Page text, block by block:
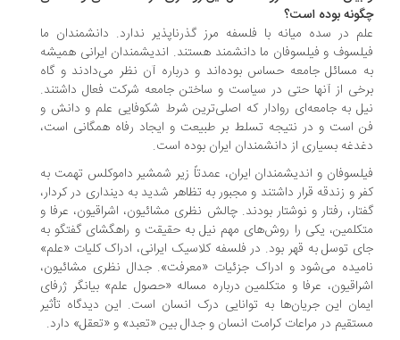
بوده است؟
در سده‌ میانه با فلسفه مرز گذرناپذیر ندارد. دانشمندان ما
و فیلسوفان ما دانشمند هستند. اندیشمندان ایرانی همیشه
مسائل جامعه حساس بوده‌اند و درباره‌ آن نظر می‌دادند و گاه
از آنها حتی در سیاست و ساختن جامعه شركت فعال داشتند.
به جامعه‌ای روادار كه اصلی‌ترین شرط شکوفایی علم و دانش و
است و در نتیجه تسلط بر طبیعت و ایجاد رفاه همگانی است،
بسیاری از دانشمندان ایران بوده است.
و اندیشمندان ایران، عمدتاً زیر شمشیر داموكلس تهمت به
و زندقه قرار داشتند و مجبور به تظاهر شدید به دینداری در كردار،
رفتار و نوشتار بودند. چالش نظری مشائیون، اشراقیون، عرفا و
یکی را روش‌های مهم نیل به حقیقت و راهگشای گفتگو به
توسل به قهر بود. در فلسفه‌ كلاسیک ایرانی، ادراک كلیات «علم»
می‌شود و ادراک جزئیات «معرفت». جدال نظری مشائیون،
عرفا و متکلمین درباره‌ مساله‌ «حصول علم» بیانگر ژرفای
این جریان‌ها به توانایی درک انسان است. این دیدگاه تأثیر
در مراعات كرامت انسان و جدال بین «تعبد» و «تعقل» دارد.